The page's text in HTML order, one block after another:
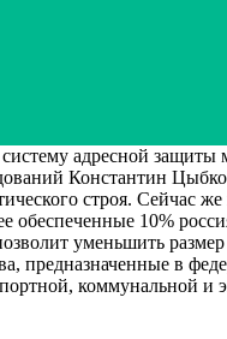
адресной защиты
Константин
строя. Сейчас
10%
уменьшить размер
предназначенные в
коммунальной и